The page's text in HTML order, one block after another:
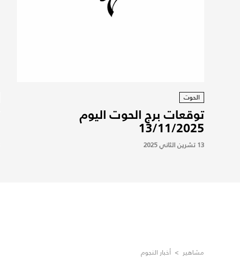
الحوت
توقعات برج الحوت اليوم
13/11/2025
13 تشرين الثاني 2025
مشاهير > أخبار النجوم